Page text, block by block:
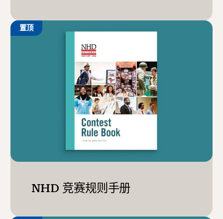
置顶
NHD 竞赛规则手册